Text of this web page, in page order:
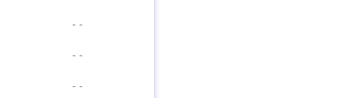
- -
- -
- -